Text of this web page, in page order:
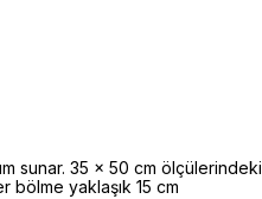
sunar. 35 x 50 cm ölçülerindeki
bölme yaklaşık 15 cm